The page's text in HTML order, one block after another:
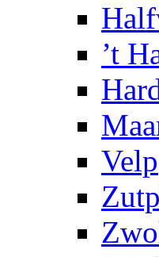
’t
Velp